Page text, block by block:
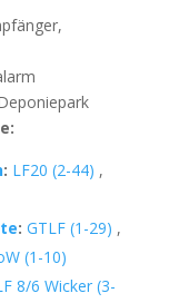
: LF20 (2-44) ,
: GTLF (1-29) ,
(1-10)
8/6 Wicker (3-